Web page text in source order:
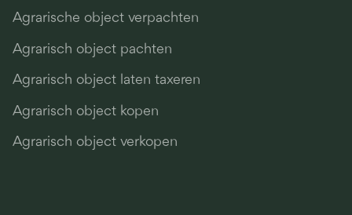
Agrarische object verpachten
Agrarisch object pachten
Agrarisch object laten taxeren
Agrarisch object kopen
Agrarisch object verkopen